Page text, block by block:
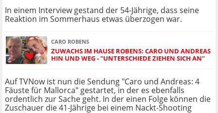
In einem Interview gestand der 54-Jährige, dass seine
Reaktion im Sommerhaus etwas überzogen war.
CARO ROBENS
ZUWACHS IM HAUSE ROBENS: CARO UND ANDREAS
HIN UND WEG - "UNTERSCHIEDE ZIEHEN SICH AN"
Auf TVNow ist nun die Sendung "Caro und Andreas: 4
Fäuste für Mallorca" gestartet, in der es ebenfalls
ordentlich zur Sache geht. In der einen Folge können die
Zuschauer die 41-Jährige bei einem Nackt-Shooting